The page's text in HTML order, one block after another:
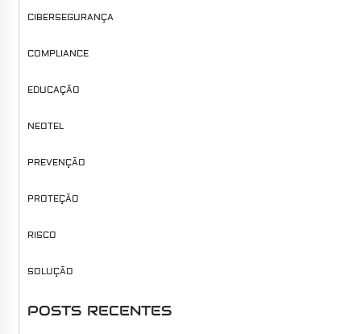
CIBERSEGURANÇA
COMPLIANCE
EDUCAÇÃO
NEOTEL
PREVENÇÃO
PROTEÇÃO
RISCO
SOLUÇÃO
POSTS RECENTES